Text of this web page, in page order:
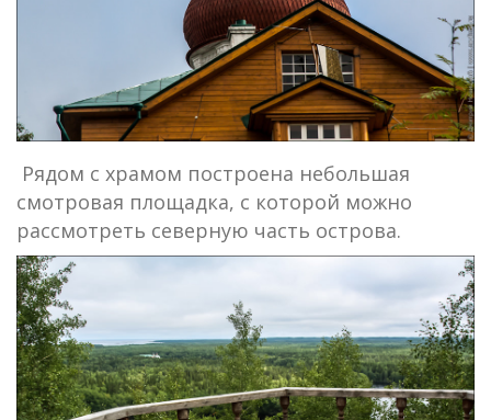
Рядом с храмом построена небольшая
смотровая площадка, с которой можно
рассмотреть северную часть острова.